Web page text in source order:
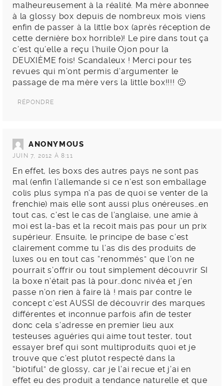
malheureusement à la réalité. Ma mère abonnee
à la glossy box depuis de nombreux mois viens
enfin de passer à la little box (après réception de
cette dernière box horrible)! Le pire dans tout ça
c’est qu’elle a reçu l’huile Ojon pour la
DEUXIÈME fois! Scandaleux ! Merci pour tes
revues qui m’ont permis d’argumenter le
passage de ma mère vers la little box!!!! 🙂
RÉPONDRE
ANONYMOUS
JUIN 7, 2012 À 8:11
En effet, les boxs des autres pays ne sont pas
mal (enfin l’allemande si ce n’est son emballage
colis plus sympa n’a pas de quoi se venter de la
frenchie) mais elle sont aussi plus onéreuses…en
tout cas, c’est le cas de l’anglaise, une amie à
moi est la-bas et la recoit mais pas pour un prix
supérieur. Ensuite, le principe de base c’est
clairement comme tu l’as dis des produits de
luxes ou en tout cas “renommés” que l’on ne
pourrait s’offrir ou tout simplement découvrir SI
la boxe n’était pas là pour…donc nivéa et j’en
passe n’on rien à faire là ! mais par contre le
concept c’est AUSSI de découvrir des marques
différentes et inconnue parfois afin de tester
donc cela s’adresse en premier lieu aux
testeuses aguéries qui aime tout tester, tout
essayer bref qui sont multiproduits quoi et je
trouve que c’est plutot respecté dans la
“biotiful” de glossy, car je l’ai recue et j’ai en
effet eu des produit a tendance naturelle et que